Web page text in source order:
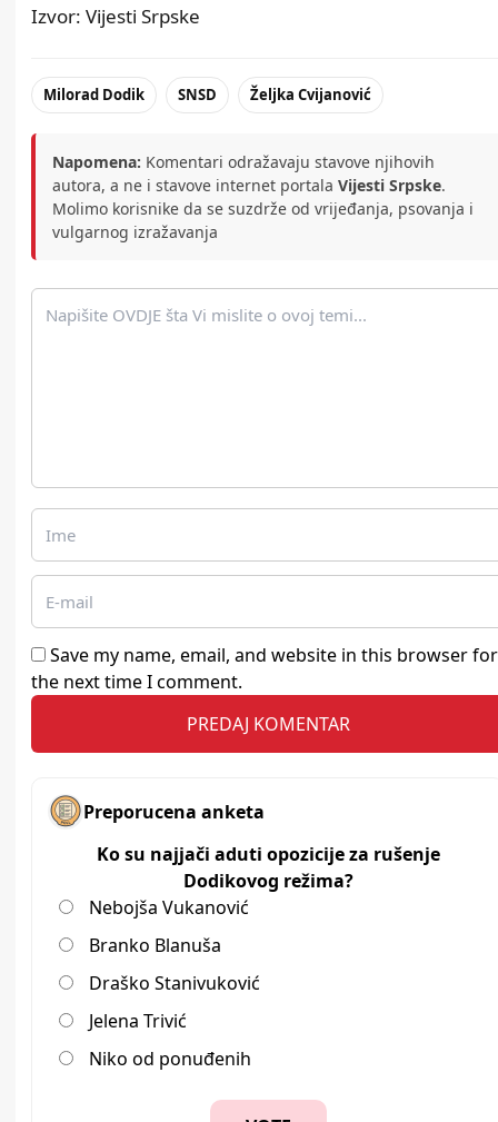
Izvor: Vijesti Srpske
Milorad Dodik SNSD Željka Cvijanović
Napomena: Komentari odražavaju stavove njihovih
autora, a ne i stavove internet portala Vijesti Srpske.
Molimo korisnike da se suzdrže od vrijeđanja, psovanja i
vulgarnog izražavanja
Save my name, email, and website in this browser for
the next time I comment.
Preporucena anketa
Ko su najjači aduti opozicije za rušenje
Dodikovog režima?
Nebojša Vukanović
Branko Blanuša
Draško Stanivuković
Jelena Trivić
Niko od ponuđenih